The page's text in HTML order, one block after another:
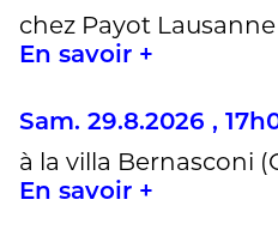
chez Payot
En savoir +
Sam. 29.8.2026 ,
à la villa Bernasconi
En savoir +